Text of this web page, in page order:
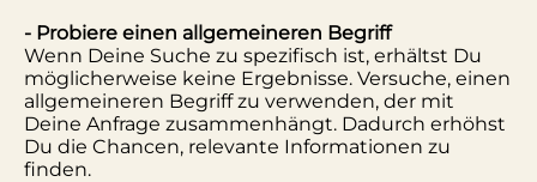
- Probiere einen allgemeineren Begriff
Wenn Deine Suche zu spezifisch ist, erhältst Du
möglicherweise keine Ergebnisse. Versuche, einen
allgemeineren Begriff zu verwenden, der mit
Deine Anfrage zusammenhängt. Dadurch erhöhst
Du die Chancen, relevante Informationen zu
finden.